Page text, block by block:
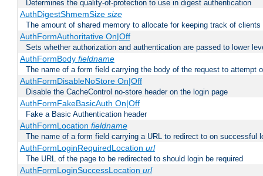
Determines the quality-of-protection to use in digest authentication
AuthDigestShmemSize size
The amount of shared memory to allocate for keeping track of clients
AuthFormAuthoritative On|Off
Sets whether authorization and authentication are passed to lower
AuthFormBody fieldname
The name of a form field carrying the body of the request to attempt
AuthFormDisableNoStore On|Off
Disable the CacheControl no-store header on the login page
AuthFormFakeBasicAuth On|Off
Fake a Basic Authentication header
AuthFormLocation fieldname
The name of a form field carrying a URL to redirect to on successful
AuthFormLoginRequiredLocation url
The URL of the page to be redirected to should login be required
AuthFormLoginSuccessLocation url